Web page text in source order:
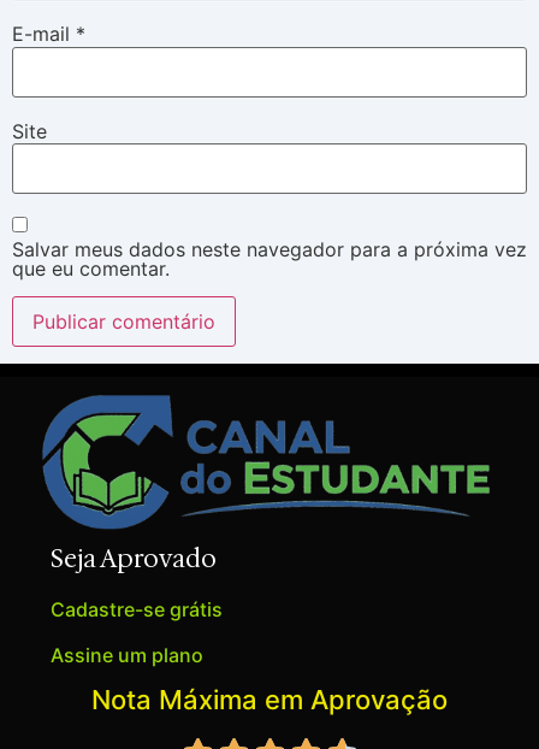
E-mail *
Site
Salvar meus dados neste navegador para a próxima vez
que eu comentar.
Seja Aprovado
Cadastre-se grátis
Assine um plano
Nota Máxima em Aprovação